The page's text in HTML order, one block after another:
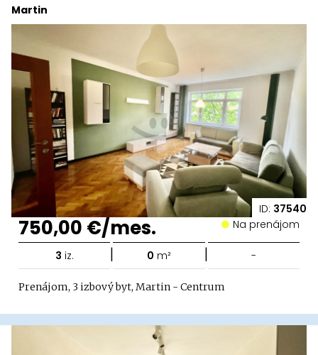
ID: 37540
Martin
750,00 €/mes. Na prenájom
3 iz. | 0 m² | -
Prenájom, 3 izbový byt, Martin - Centrum